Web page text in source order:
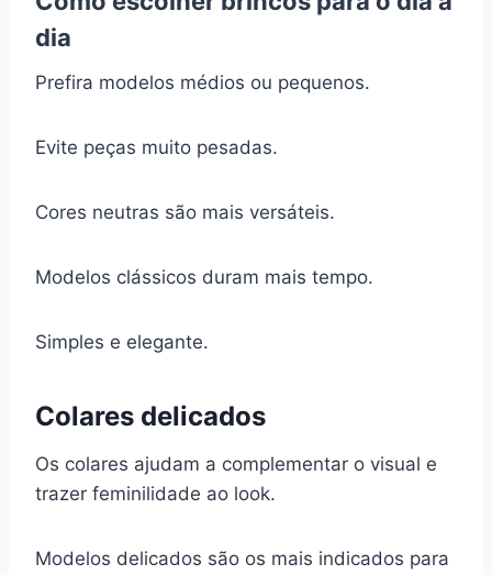
dia
Prefira modelos médios ou pequenos.
Evite peças muito pesadas.
Cores neutras são mais versáteis.
Modelos clássicos duram mais tempo.
Simples e elegante.
Colares delicados
Os colares ajudam a complementar o visual e
trazer feminilidade ao look.
Modelos delicados são os mais indicados para